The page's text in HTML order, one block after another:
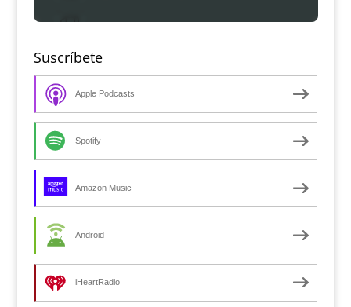
Suscríbete
Apple Podcasts
Spotify
Amazon Music
Android
iHeartRadio